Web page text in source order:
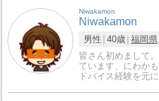
Niwakamon
Niwakamon
男性 40歳 福岡県
皆さん初めまして
ています、にわか
ドバイス経験を元